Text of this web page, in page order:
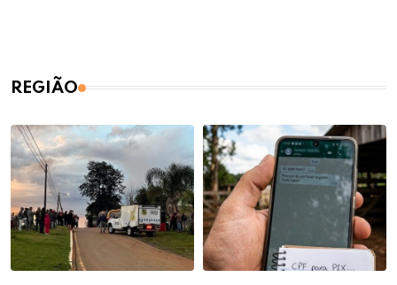
REGIÃO